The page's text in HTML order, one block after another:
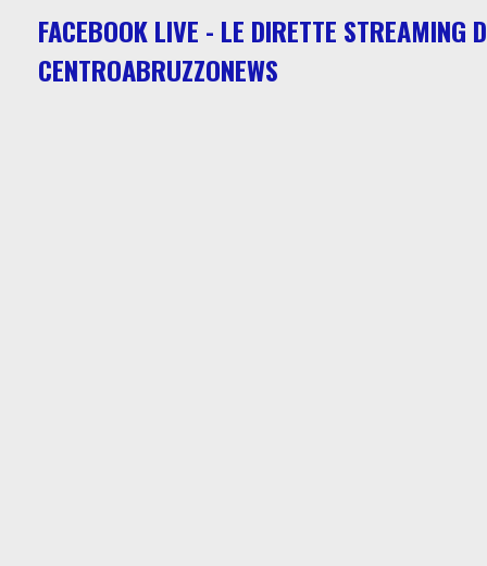
FACEBOOK LIVE - LE DIRETTE STREAMING
CENTROABRUZZONEWS